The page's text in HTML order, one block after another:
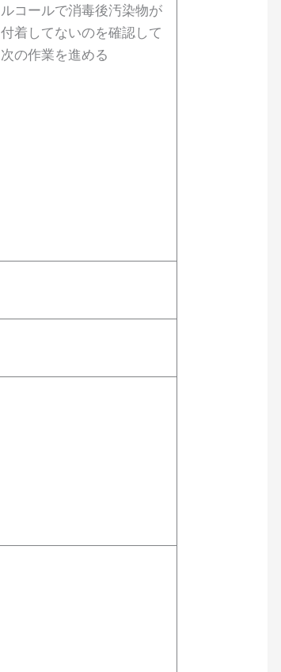
ルコールで消毒後汚染物が
付着してないのを確認して
次の作業を進める